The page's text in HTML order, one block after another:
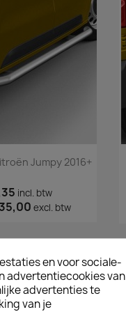
bekijken
Jumpy 2016+
incl. btw
excl. btw
en voor sociale-
advertentiecookies van
advertenties te
van je